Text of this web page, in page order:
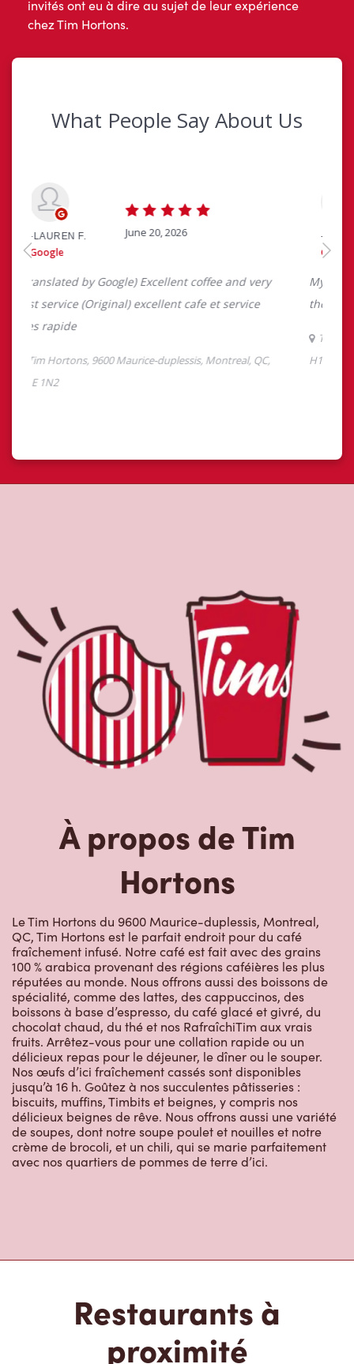
invités ont eu à dire au sujet de leur expérience
chez Tim Hortons.
À propos de Tim
Hortons
Le Tim Hortons du 9600 Maurice-duplessis, Montreal,
QC, Tim Hortons est le parfait endroit pour du café
fraîchement infusé. Notre café est fait avec des grains
100 % arabica provenant des régions caféières les plus
réputées au monde. Nous offrons aussi des boissons de
spécialité, comme des lattes, des cappuccinos, des
boissons à base d’espresso, du café glacé et givré, du
chocolat chaud, du thé et nos RafraîchiTim aux vrais
fruits. Arrêtez-vous pour une collation rapide ou un
délicieux repas pour le déjeuner, le dîner ou le souper.
Nos œufs d’ici fraîchement cassés sont disponibles
jusqu’à 16 h. Goûtez à nos succulentes pâtisseries :
biscuits, muffins, Timbits et beignes, y compris nos
délicieux beignes de rêve. Nous offrons aussi une variété
de soupes, dont notre soupe poulet et nouilles et notre
crème de brocoli, et un chili, qui se marie parfaitement
avec nos quartiers de pommes de terre d’ici.
proximité